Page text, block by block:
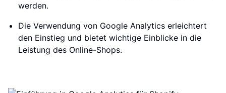
werden.
Die Verwendung von Google Analytics erleichtert
den Einstieg und bietet wichtige Einblicke in die
Leistung des Online-Shops.